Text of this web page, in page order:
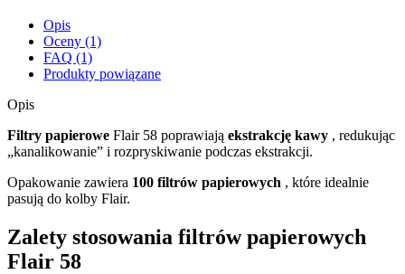
Opis
Oceny (1)
FAQ (1)
Produkty powiązane
Opis
Filtry papierowe Flair 58 poprawiają ekstrakcję kawy , redukując
„kanalikowanie” i rozpryskiwanie podczas ekstrakcji.
Opakowanie zawiera 100 filtrów papierowych , które idealnie
pasują do kolby Flair.
Zalety stosowania filtrów papierowych
Flair 58